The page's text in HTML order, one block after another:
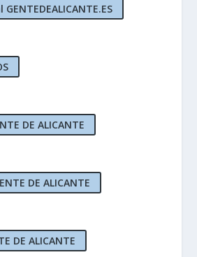
DE ALICANTE
DE ALICANTE
DE ALICANTE